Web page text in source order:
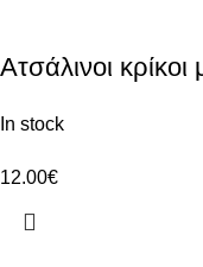
Ατσάλινοι
In stock
12.00€